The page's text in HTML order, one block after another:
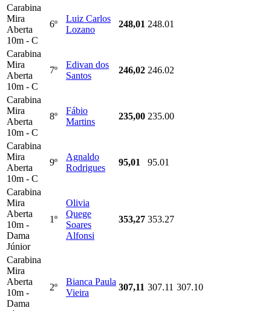
Carabina
Mira
Aberta
10m - C
6º
Luiz Carlos
Lozano
248,01 248.01
Carabina
Mira
Aberta
10m - C
7º
Edivan dos
Santos
246,02 246.02
Carabina
Mira
Aberta
10m - C
8º
Fábio
Martins
235,00 235.00
Carabina
Mira
Aberta
10m - C
9º
Agnaldo
Rodrigues
95,01 95.01
Carabina
Mira
Aberta
10m -
Dama
Júnior
1º
Olivia
Quege
Soares
Alfonsi
353,27 353.27
Carabina
Mira
Aberta
10m -
Dama
2º
Bianca Paula
Vieira
307,11 307.11 307.10